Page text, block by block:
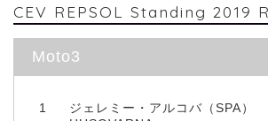
CEV REPSOL Standing 2019
Moto3
1
ジェレミー・アルコバ（SPA）